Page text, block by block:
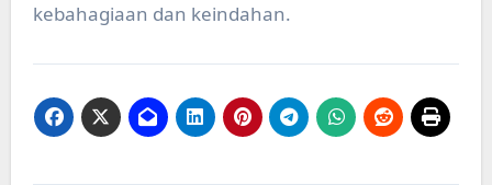
kebahagiaan dan keindahan.